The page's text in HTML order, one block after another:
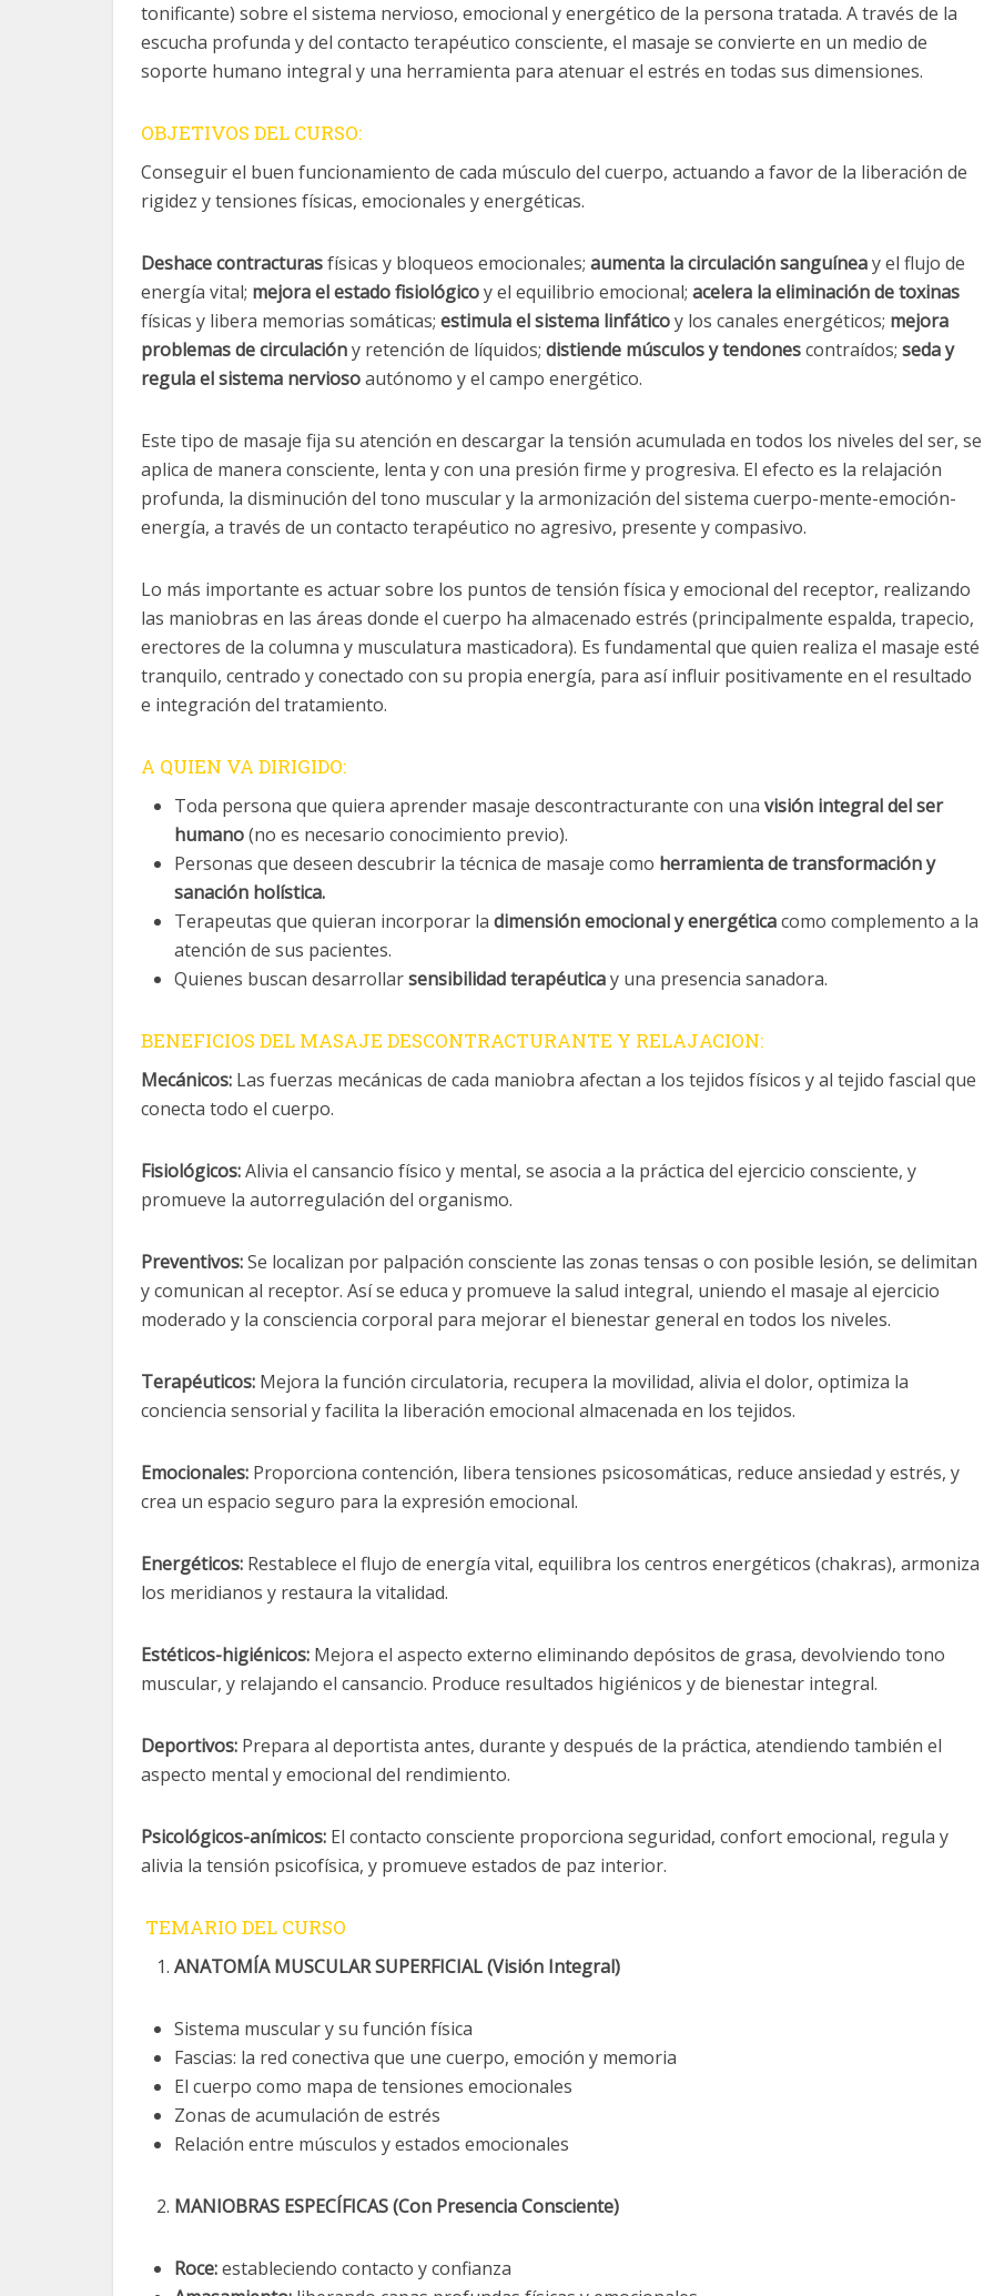
tonificante) sobre el sistema nervioso, emocional y energético de la persona tratada. A través de la
escucha profunda y del contacto terapéutico consciente, el masaje se convierte en un medio de
soporte humano integral y una herramienta para atenuar el estrés en todas sus dimensiones.
OBJETIVOS DEL CURSO:
Conseguir el buen funcionamiento de cada músculo del cuerpo, actuando a favor de la liberación de
rigidez y tensiones físicas, emocionales y energéticas.
Deshace contracturasfísicas y bloqueos emocionales; aumenta la circulación sanguíneay el flujo de
energía vital; mejora el estado fisiológicoy el equilibrio emocional; acelera la eliminación de toxinas
físicas y libera memorias somáticas; estimula el sistema linfáticoy los canales energéticos; mejora
problemas de circulacióny retención de líquidos; distiende músculos y tendonescontraídos; seda y
regula el sistema nerviosoautónomo y el campo energético.
Este tipo de masaje fija su atención en descargar la tensión acumulada en todos los niveles del ser, se
aplica de manera consciente, lenta y con una presión firme y progresiva. El efecto es la relajación
profunda, la disminución del tono muscular y la armonización del sistema cuerpo-mente-emoción-
energía, a través de un contacto terapéutico no agresivo, presente y compasivo.
Lo más importante es actuar sobre los puntos de tensión física y emocional del receptor, realizando
las maniobras en las áreas donde el cuerpo ha almacenado estrés (principalmente espalda, trapecio,
erectores de la columna y musculatura masticadora). Es fundamental que quien realiza el masaje esté
tranquilo, centrado y conectado con su propia energía, para así influir positivamente en el resultado
e integración del tratamiento.
A QUIEN VA DIRIGIDO:
Toda persona que quiera aprender masaje descontracturante con una visión integral del ser
humano(no es necesario conocimiento previo).
Personas que deseen descubrir la técnica de masaje como herramienta de transformación y
sanación holística.
Terapeutas que quieran incorporar la dimensión emocional y energéticacomo complemento a la
atención de sus pacientes.
Quienes buscan desarrollarsensibilidad terapéuticay una presencia sanadora.
BENEFICIOS DEL MASAJE DESCONTRACTURANTE Y RELAJACION:
Mecánicos: Las fuerzas mecánicas de cada maniobra afectan a los tejidos físicos y al tejido fascial que
conecta todo el cuerpo.
Fisiológicos:Alivia el cansancio físico y mental, se asocia a la práctica del ejercicio consciente, y
promueve la autorregulación del organismo.
Preventivos:Se localizan por palpación consciente las zonas tensas o con posible lesión, se delimitan
y comunican al receptor. Así se educa y promueve la salud integral, uniendo el masaje al ejercicio
moderado y la consciencia corporal para mejorar el bienestar general en todos los niveles.
Terapéuticos: Mejora la función circulatoria, recupera la movilidad, alivia el dolor, optimiza la
conciencia sensorial y facilita la liberación emocional almacenada en los tejidos.
Emocionales: Proporciona contención, libera tensiones psicosomáticas, reduce ansiedad y estrés, y
crea un espacio seguro para la expresión emocional.
Energéticos: Restablece el flujo de energía vital, equilibra los centros energéticos (chakras), armoniza
los meridianos y restaura la vitalidad.
Estéticos-higiénicos: Mejora el aspecto externo eliminando depósitos de grasa, devolviendo tono
muscular, y relajando el cansancio. Produce resultados higiénicos y de bienestar integral.
Deportivos: Prepara al deportista antes, durante y después de la práctica, atendiendo también el
aspecto mental y emocional del rendimiento.
Psicológicos-anímicos: El contacto consciente proporciona seguridad, confort emocional, regula y
alivia la tensión psicofísica, y promueve estados de paz interior.
TEMARIO DEL CURSO
ANATOMÍA MUSCULAR SUPERFICIAL (Visión Integral)
Sistema muscular y su función física
Fascias: la red conectiva que une cuerpo, emoción y memoria
El cuerpo como mapa de tensiones emocionales
Zonas de acumulación de estrés
Relación entre músculos y estados emocionales
MANIOBRAS ESPECÍFICAS (Con Presencia Consciente)
Roce:estableciendo contacto y confianza